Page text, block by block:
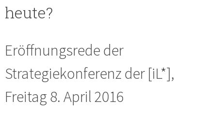
heute?
Eröffnungsrede der
Strategiekonferenz der [iL*],
Freitag 8. April 2016